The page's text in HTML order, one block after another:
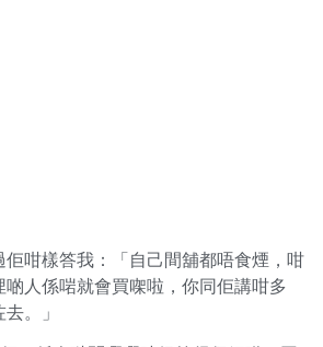
咁樣答我：「自己間舖都唔食煙，咁
人係啱就會買㗎啦，你同佢講咁多
。」